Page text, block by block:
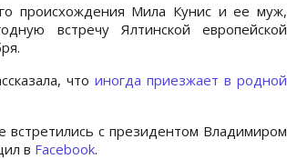
происхождения Мила Кунис и ее муж,
встречу Ялтинской европейской
что иногда приезжает в родной
встретились с президентом Владимиром
в Facebook.